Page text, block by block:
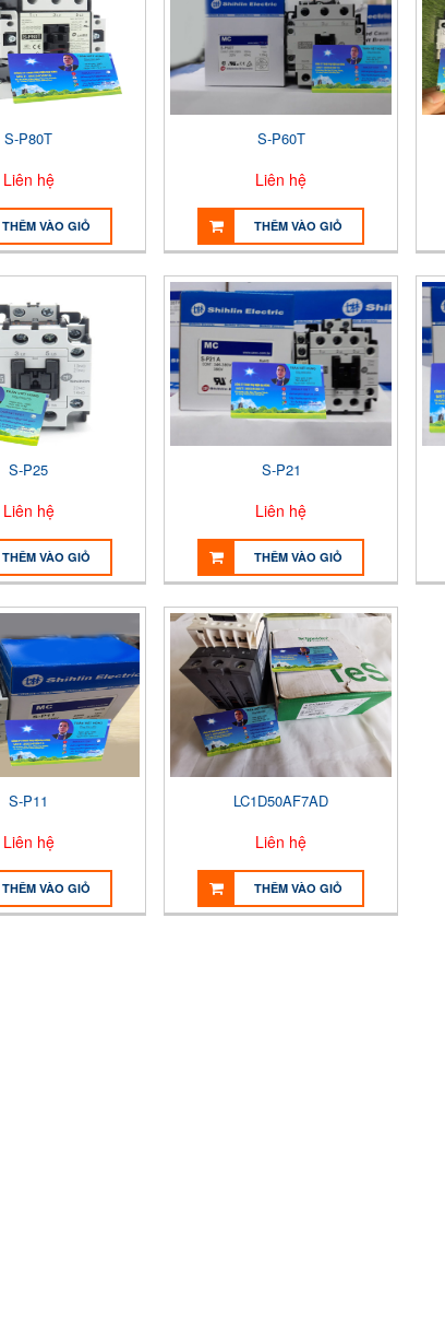
S-P80T
Liên hệ
THÊM VÀO GIỎ
S-P60T
Liên hệ
THÊM VÀO GIỎ
S-P25
Liên hệ
THÊM VÀO GIỎ
S-P21
Liên hệ
THÊM VÀO GIỎ
S-P11
Liên hệ
THÊM VÀO GIỎ
LC1D50AF7AD
Liên hệ
THÊM VÀO GIỎ